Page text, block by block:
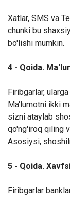
Xatlar, SMS va
chunki bu
bo'lishi mumkin.
4 - Qoida.
Firibgarlar,
Ma'lumotni ikki
sizni ataylab
qo'ng'iroq qiling
Asosiysi,
5 - Qoida.
Firibgarlar